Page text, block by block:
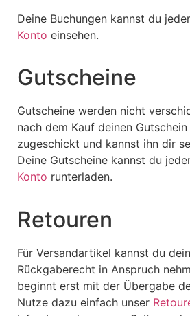
Deine Buchungen kannst du
Konto einsehen.
Gutscheine
Gutscheine werden nicht
nach dem Kauf deinen
zugeschickt und kannst ihn dir
Deine Gutscheine kannst du
Konto runterladen.
Retouren
Für Versandartikel kannst du
Rückgaberecht in Anspruch
beginnt erst mit der Übergabe
Nutze dazu einfach unser